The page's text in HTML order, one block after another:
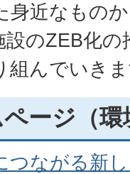
身近なもの
設のZEB化
組んでいき
ージ（環
つながる新